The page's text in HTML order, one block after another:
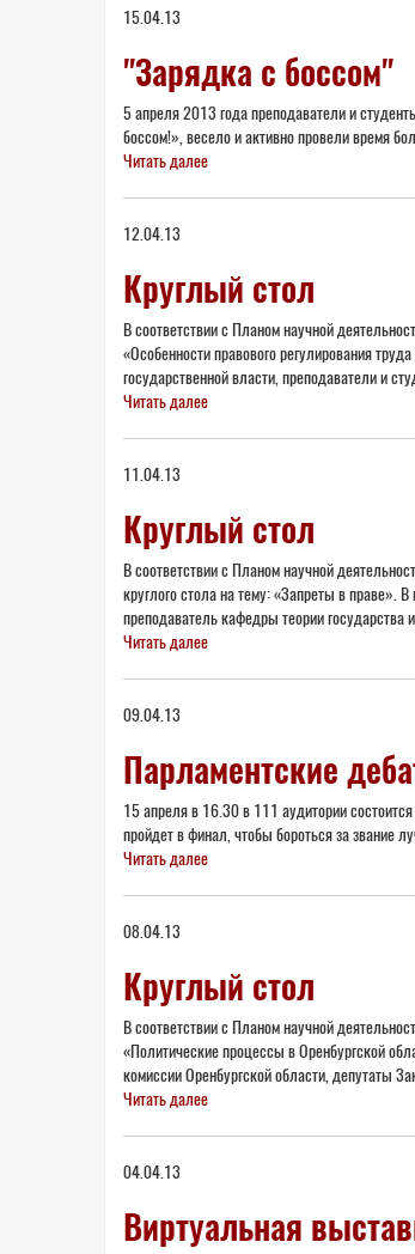
15.04.13
"Зарядка с боссом"
5 апреля 2013 года преподаватели и
боссом!», весело и активно провели
Читать далее
12.04.13
Круглый стол
В соответствии с Планом научной
«Особенности правового регулирования
государственной власти, преподаватели и
Читать далее
11.04.13
Круглый стол
В соответствии с Планом научной
круглого стола на тему: «Запреты в праве».
преподаватель кафедры теории государства
Читать далее
09.04.13
Парламентские
15 апреля в 16.30 в 111 аудитории
пройдет в финал, чтобы бороться за звание
Читать далее
08.04.13
Круглый стол
В соответствии с Планом научной
«Политические процессы в Оренбургской
комиссии Оренбургской области, депутаты
Читать далее
04.04.13
Виртуальная